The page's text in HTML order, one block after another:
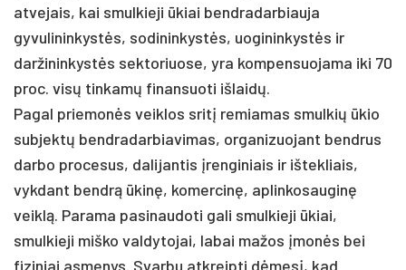
atvejais, kai smulkieji ūkiai bendradarbiauja
gyvulininkystės, sodininkystės, uogininkystės ir
daržininkystės sektoriuose, yra kompensuojama iki 70
proc. visų tinkamų finansuoti išlaidų.
Pagal priemonės veiklos sritį remiamas smulkių ūkio
subjektų bendradarbiavimas, organizuojant bendrus
darbo procesus, dalijantis įrenginiais ir ištekliais,
vykdant bendrą ūkinę, komercinę, aplinkosauginę
veiklą. Parama pasinaudoti gali smulkieji ūkiai,
smulkieji miško valdytojai, labai mažos įmonės bei
fiziniai asmenys. Svarbu atkreipti dėmesį, kad